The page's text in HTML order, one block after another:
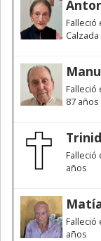
Falleció
Falleció
87 años
Falleció
años
Falleció
años